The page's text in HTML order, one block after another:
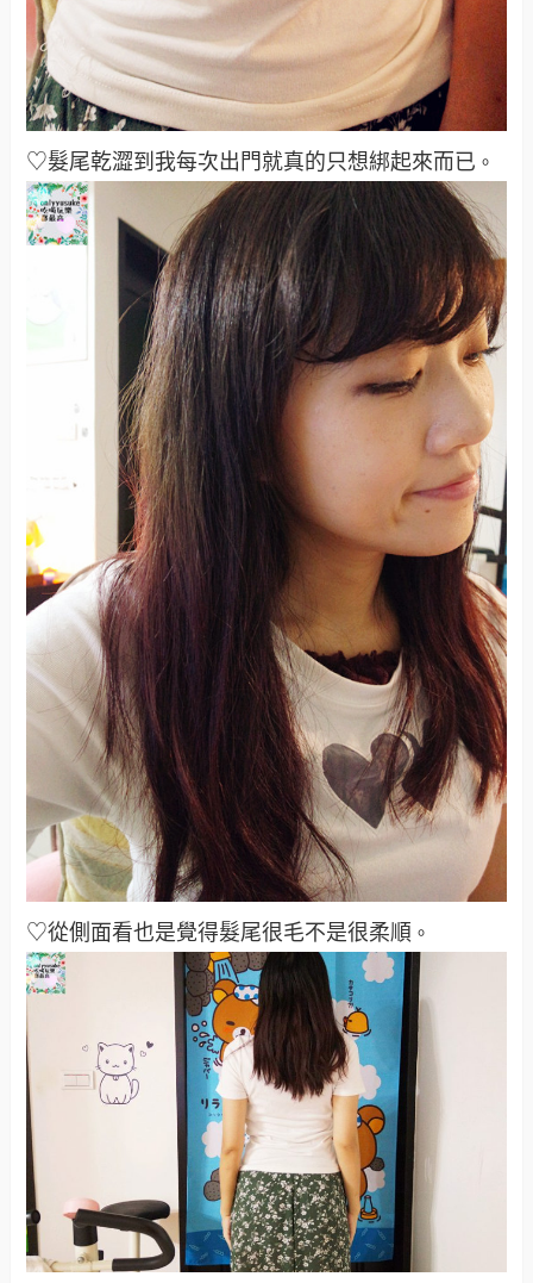
♡髮尾乾澀到我每次出門就真的只想綁起來而已 。
♡從側面看也是覺得髮尾很毛不是很柔順 。